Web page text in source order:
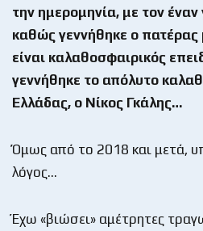
την ημερομηνία, με τον
καθώς γεννήθηκε ο πατέρας
είναι καλαθοσφαιρικός
γεννήθηκε το απόλυτο
Ελλάδας, ο Νίκος Γκάλης…
Όμως από το 2018 και μετά,
λόγος…
Έχω «βιώσει» αμέτρητες